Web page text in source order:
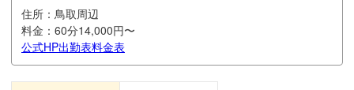
住所： 鳥取周辺
料金： 60分14,000円〜
公式HP出勤表料金表